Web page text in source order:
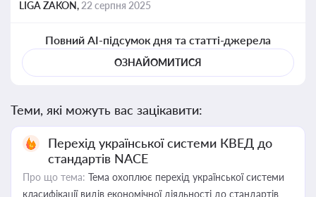
LIGA ZAKON, 22 серпня 2025
Повний AI-підсумок дня та статті-джерела
ОЗНАЙОМИТИСЯ
Теми, які можуть вас зацікавити:
Перехід української системи КВЕД до
стандартів NACE
Про що тема: Тема охоплює перехід української системи
класифікації видів економічної діяльності до стандартів